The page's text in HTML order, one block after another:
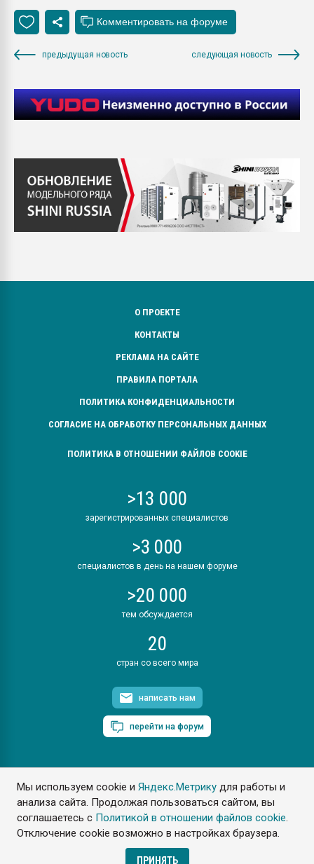
Мы используем cookie иЯндекс.Метрику для работы и
анализа сайта. Продолжая пользоваться сайтом, вы
соглашаетесь с Политикой в отношении файлов cookie.
Отключение cookie возможно в настройках браузера.
ПРИНЯТЬ
предыдущая новость следующая новость
О ПРОЕКТЕ
КОНТАКТЫ
РЕКЛАМА НА САЙТЕ
ПРАВИЛА ПОРТАЛА
ПОЛИТИКА КОНФИДЕНЦИАЛЬНОСТИ
СОГЛАСИЕ НА ОБРАБОТКУ ПЕРСОНАЛЬНЫХ ДАННЫХ
ПОЛИТИКА В ОТНОШЕНИИ ФАЙЛОВ COOKIE
>13 000
зарегистрированных специалистов
>3 000
специалистов в день на нашем форуме
>20 000
тем обсуждается
20
стран со всего мира
написать нам
перейти на форум
ПластЭксперт © 2006. Все права защищены
Разрешается копирование материалов сайта с обязательной
ссылкой на www.e-plastic.ru
Разработка сайта